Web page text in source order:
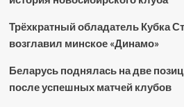
Трёхкратный обладатель Кубка
возглавил минское «Динамо»
Беларусь поднялась на две
после успешных матчей клубов